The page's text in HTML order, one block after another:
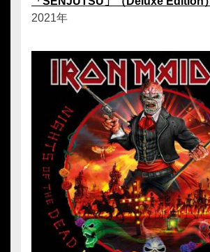
2021年